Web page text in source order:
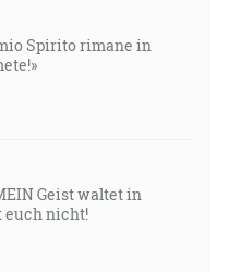
Spirito rimane in
Geist waltet in
euch nicht!